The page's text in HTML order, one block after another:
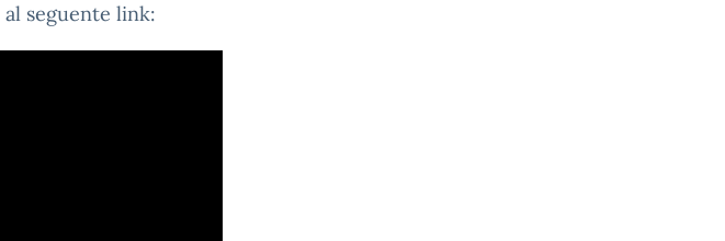
seguente link: